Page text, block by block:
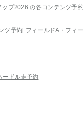
プ2026 の各コンテンツ予
ツ予約[ フィールドA ・ フィ
ードル走予約